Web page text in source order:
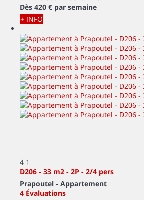
Dès 420 € par semaine
+ INFO
4 1
D206 - 33 m2 - 2P - 2/4 pers
Prapoutel - Appartement
4 Évaluations